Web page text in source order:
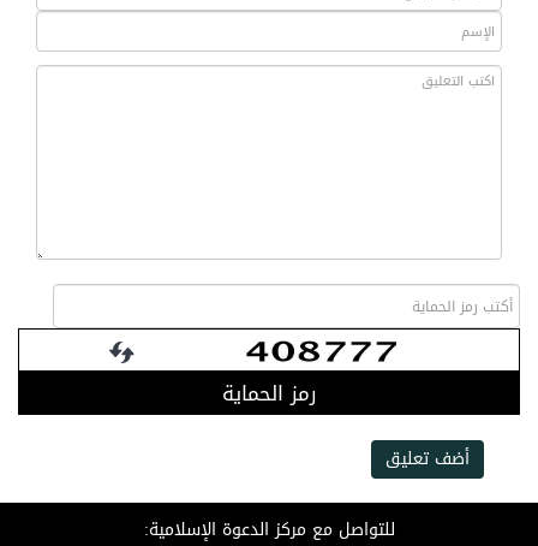
رمز الحماية
أضف تعليق
للتواصل مع مركز الدعوة الإسلامية: